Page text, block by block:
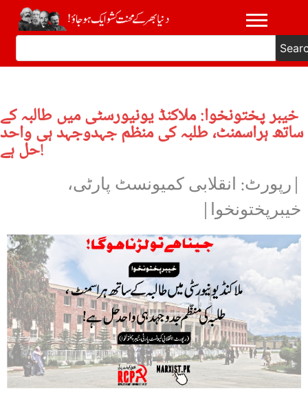
خیبر پختونخوا: ملاکنڈ یونیورسٹی میں طالبہ کے
ساتھ ہراسمنٹ، طلبہ کی منظم جہدوجہد ہی واحد
حل ہے!
|رپورٹ: انقلابی کمیونسٹ پارٹی،
خیبرپختونخوا|